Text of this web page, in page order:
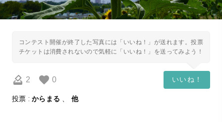
コンテスト開催が終了した写真には「いいね！」が送れます。投票
チケットは消費されないので気軽に「いいね！」を送ってみよう！
2 0 いいね！
投票 :からまる 他